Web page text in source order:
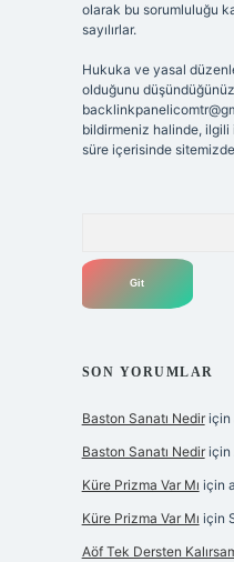
olarak bu sorumluluğu
sayılırlar.
Hukuka ve yasal
olduğunu
bildirmeniz halinde,
süre içerisinde
SON YORUMLAR
Baston Sanatı Nediriçin
Baston Sanatı Nediriçin
Küre Prizma Var Mı için
Küre Prizma Var Mı için
Aöf Tek Dersten